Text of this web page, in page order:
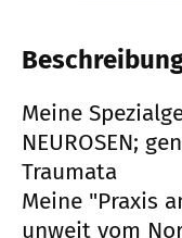
Meine
NEUROSEN;
Traumata
Meine "Praxis
unweit vom